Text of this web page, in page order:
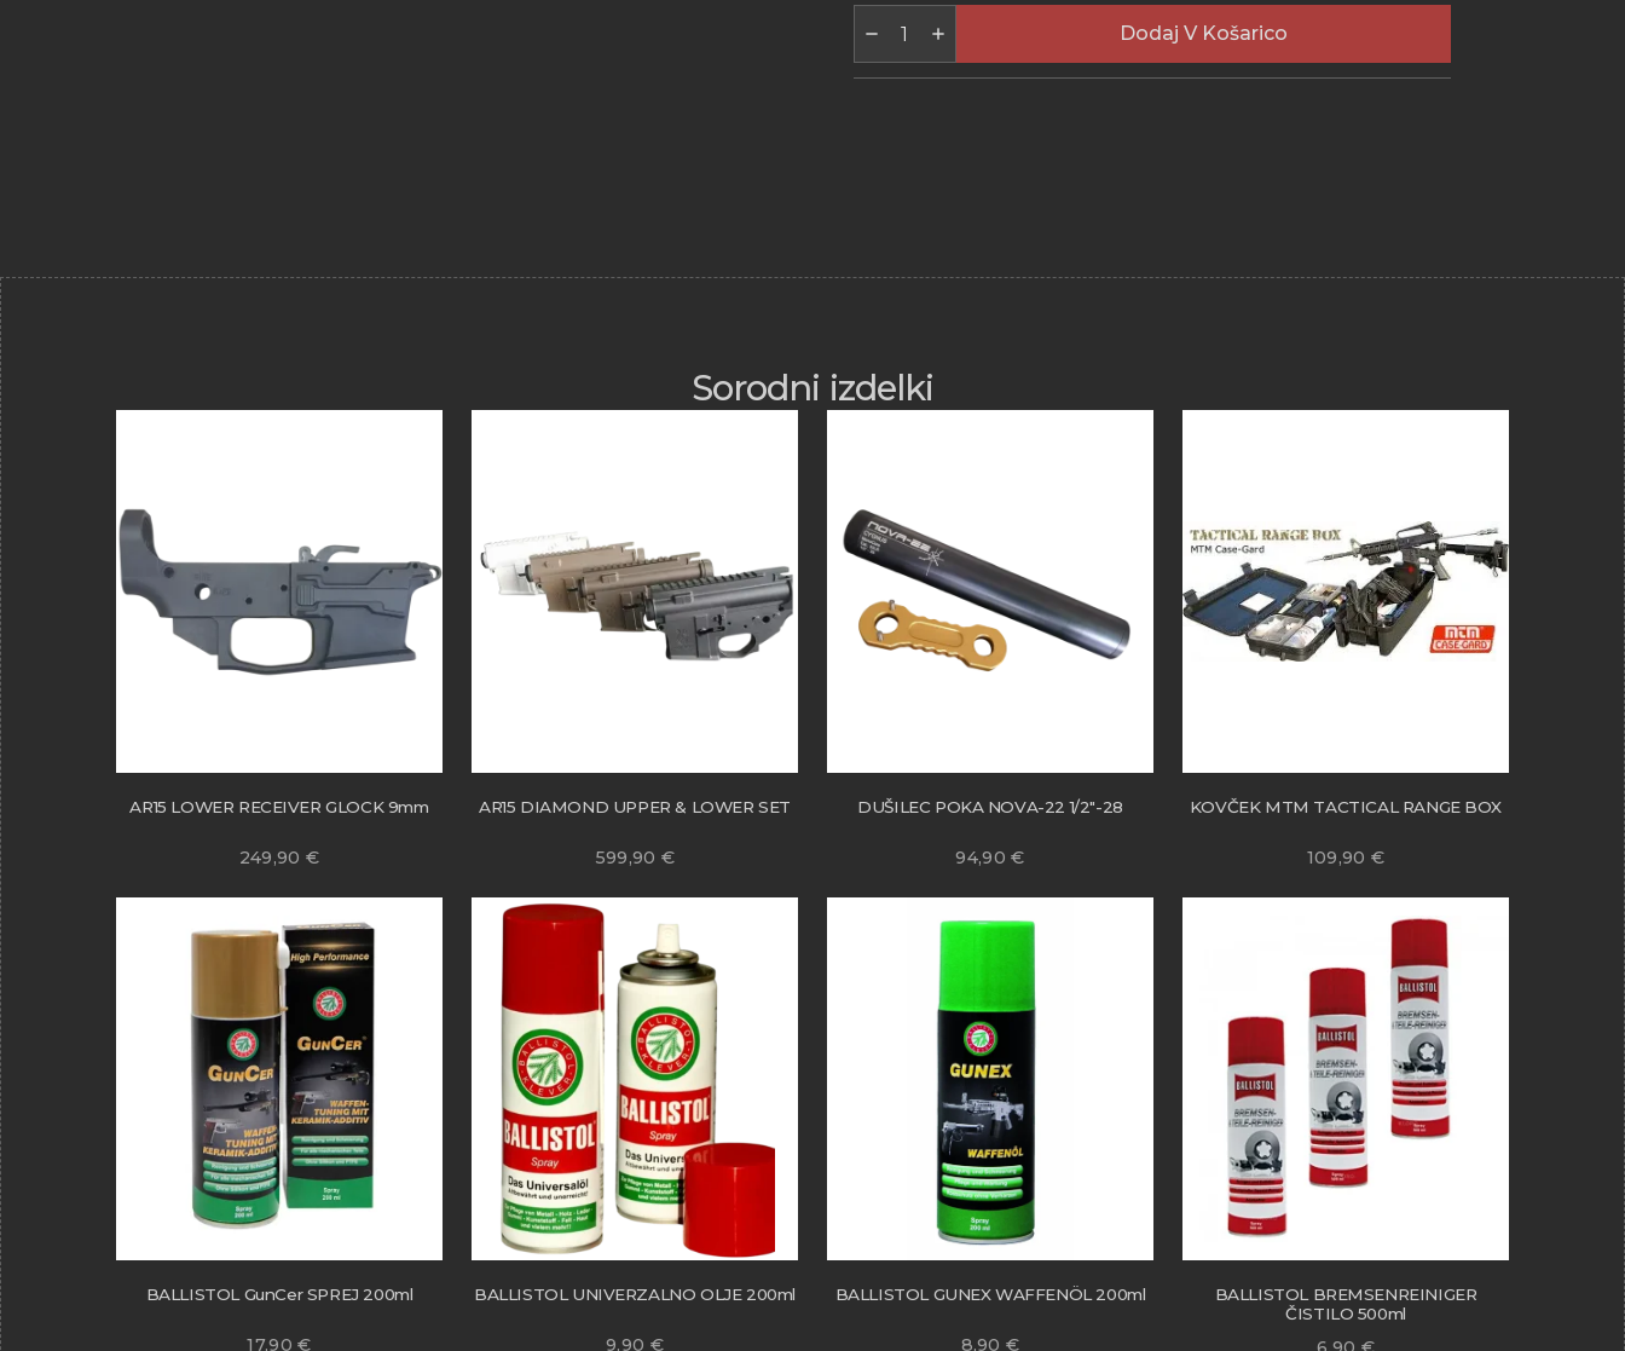
BALLISTOL
UNIVERZALNO
100ml
količina
Dodaj V Košarico
Sorodni izdelki
AR15 LOWER RECEIVER GLOCK 9mm
249,90 €
AR15 DIAMOND UPPER & LOWER SET
599,90 €
DUŠILEC POKA NOVA-22 1/2″-28
94,90€
KOVČEK MTM TACTICAL RANGE BOX
109,90 €
BALLISTOL GunCer SPREJ 200ml
17,90€
BALLISTOL UNIVERZALNO OLJE 200ml
9,90 €
BALLISTOL GUNEX WAFFENÖL 200ml
8,90€
BALLISTOL BREMSENREINIGER
ČISTILO 500ml